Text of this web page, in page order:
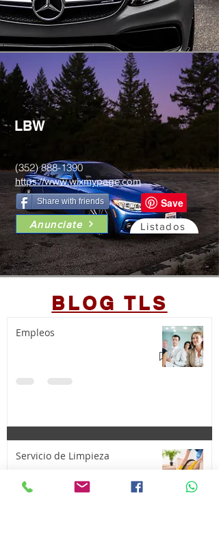
LBW
(352) 888-1390
https://www.wixmypage.com
Share with friends
Anunciate Listados
BLOG TLS
Empleos
Servicio de Limpieza